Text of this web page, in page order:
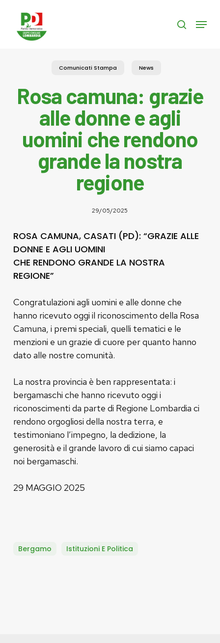
content
search
Menu
Comunicati Stampa News
Rosa camuna: grazie
alle donne e agli
uomini che rendono
grande la nostra
regione
29/05/2025
ROSA CAMUNA, CASATI (PD): “GRAZIE ALLE
DONNE E AGLI UOMINI
CHE RENDONO GRANDE LA NOSTRA
REGIONE”
Congratulazioni agli uomini e alle donne che
hanno ricevuto oggi il riconoscimento della Rosa
Camuna, i premi speciali, quelli tematici e le
menzioni e un grazie di cuore per quanto hanno
dato alle nostre comunità.
La nostra provincia è ben rappresentata: i
bergamaschi che hanno ricevuto oggi i
riconoscimenti da parte di Regione Lombardia ci
rendono orgogliosi della nostra terra, e
testimoniano l’impegno, la dedizione, la
generosità e il grande lavoro di cui siamo capaci
noi bergamaschi.
29 MAGGIO 2025
Bergamo Istituzioni E Politica